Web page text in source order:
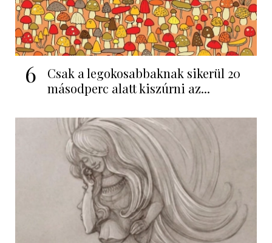
6
Csak a legokosabbaknak sikerül 20
másodperc alatt kiszúrni az...